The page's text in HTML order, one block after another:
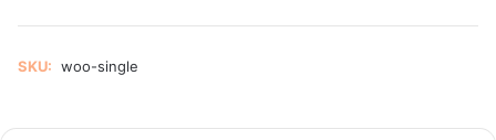
SKU: woo-single